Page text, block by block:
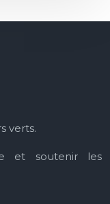
verts.
et soutenir les